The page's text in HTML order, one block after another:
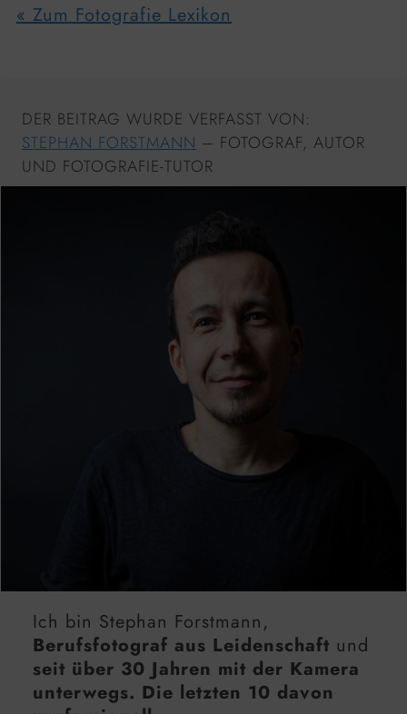
« Zum Fotografie Lexikon
DER BEITRAG WURDE VERFASST VON:
STEPHAN FORSTMANN – FOTOGRAF, AUTOR
UND FOTOGRAFIE-TUTOR
Ich bin Stephan Forstmann,
Berufsfotograf aus Leidenschaft und
seit über 30 Jahren mit der Kamera
unterwegs. Die letzten 10 davon